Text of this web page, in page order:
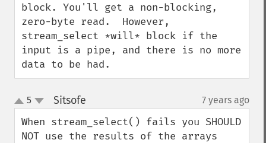
block. You'll get a non-blocking,
zero-byte read.  However,
stream_select *will* block if the
input is a pipe, and there is no more
data to be had.
up
down
5 Sitsofe 7 years ago
When stream_select() fails you SHOULD
NOT use the results of the arrays